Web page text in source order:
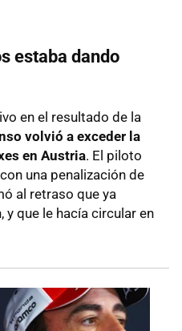
estaba dando
en el resultado de la
volvió a exceder la
en Austria. El piloto
una penalización de
al retraso que ya
que le hacía circular en